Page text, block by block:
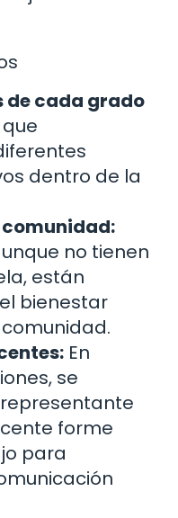
de cada grado
dentro de la
no tienen
están
bienestar
En
se
forme
para